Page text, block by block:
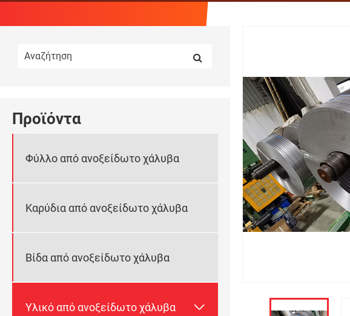
Προϊόντα
Φύλλο από ανοξείδωτο χάλυβα
Καρύδια από ανοξείδωτο χάλυβα
Βίδα από ανοξείδωτο χάλυβα
Υλικό από ανοξείδωτο χάλυβα 